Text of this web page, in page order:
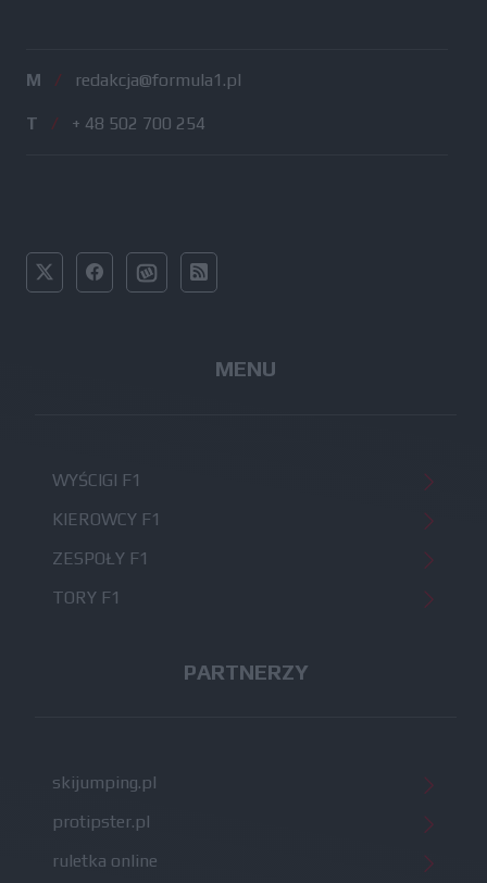
M / redakcja@formula1.pl
T / + 48 502 700 254
MENU
WYŚCIGI F1
KIEROWCY F1
ZESPOŁY F1
TORY F1
PARTNERZY
skijumping.pl
protipster.pl
ruletka online